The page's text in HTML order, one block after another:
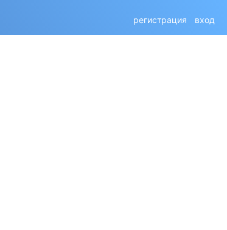
регистрация вход